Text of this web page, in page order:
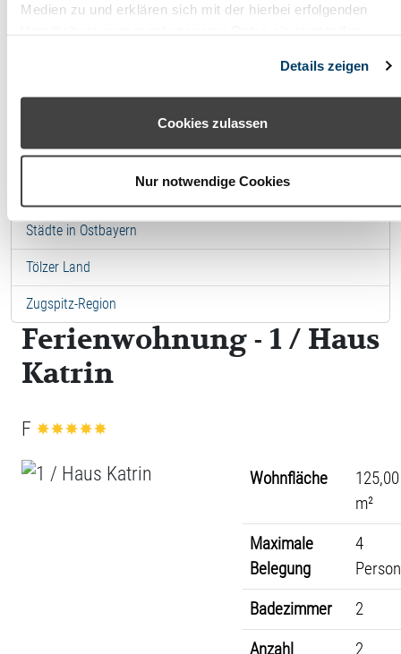
Medien zu und erklären sich mit der hierbei erfolgenden
Cookies“ ohne die Erklärung einer Einwilligung fortfahren. In
diesem Fall werden nur notwendige Cookies verwendet. Sie
können Ihre Einwilligung jederzeit unter den Cookie-
Details zeigen
Cookies zulassen
Nur notwendige Cookies
Rhön (Bayern)
Starnberger Fünf-Seen-Land
Städte in Ostbayern
Tölzer Land
Zugspitz-Region
Ferienwohnung - 1 / Haus
Katrin
F
Wohnfläche
125,00
m²
Maximale
Belegung
4
Badezimmer
2
Anzahl
2